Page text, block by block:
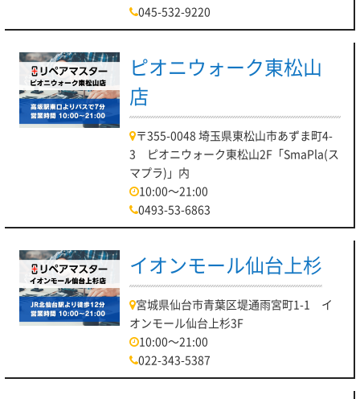
045-532-9220
ピオニウォーク東松山
店
〒355-0048 埼玉県東松山市あずま町4-
3 ピオニウォーク東松山2F「SmaPla(ス
マプラ)」内
10:00～21:00
0493-53-6863
イオンモール仙台上杉
宮城県仙台市青葉区堤通雨宮町1-1 イ
オンモール仙台上杉3F
10:00～21:00
022-343-5387